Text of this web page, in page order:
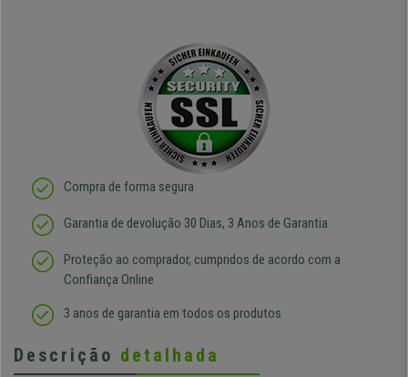
Compra de forma segura
Garantia de devolução 30 Dias, 3 Anos de Garantia
Proteção ao comprador, cumpridos de acordo com a
Confiança Online
3 anos de garantia em todos os produtos
Descrição detalhada